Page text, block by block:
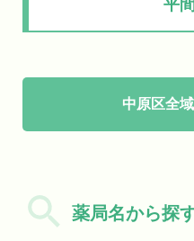
平
中原区全
薬局名から探